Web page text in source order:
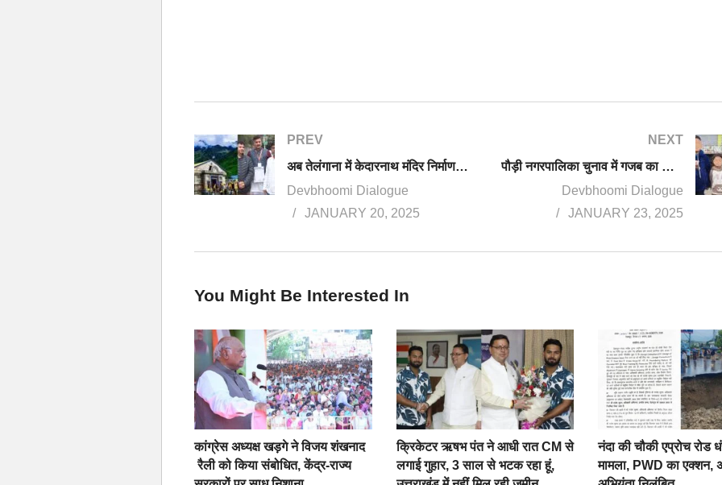
PREV
अब तेलंगाना में केदारनाथ मंदिर निर्माण पर विवाद, चारधाम महापंचायत ने जताया विरोध
Devbhoomi Dialogue
JANUARY 20, 2025
NEXT
पौड़ी नगरपालिका चुनाव में गजब का खेल, 6 साल, 9 साल के बच्चों को बना दिया वोटर, वर्षों से वोट दे रहे लोगों के नाम गायब
Devbhoomi Dialogue
JANUARY 23, 2025
You Might Be Interested In
कांग्रेस अध्यक्ष खड़गे ने विजय शंखनाद
रैली को किया संबोधित, केंद्र-राज्य
क्रिकेटर ऋषभ पंत ने आधी रात CM से
लगाई गुहार, 3 साल से भटक रहा हूं,
नंदा की चौकी एप्रोच रोड
मामला, PWD का एक्शन,